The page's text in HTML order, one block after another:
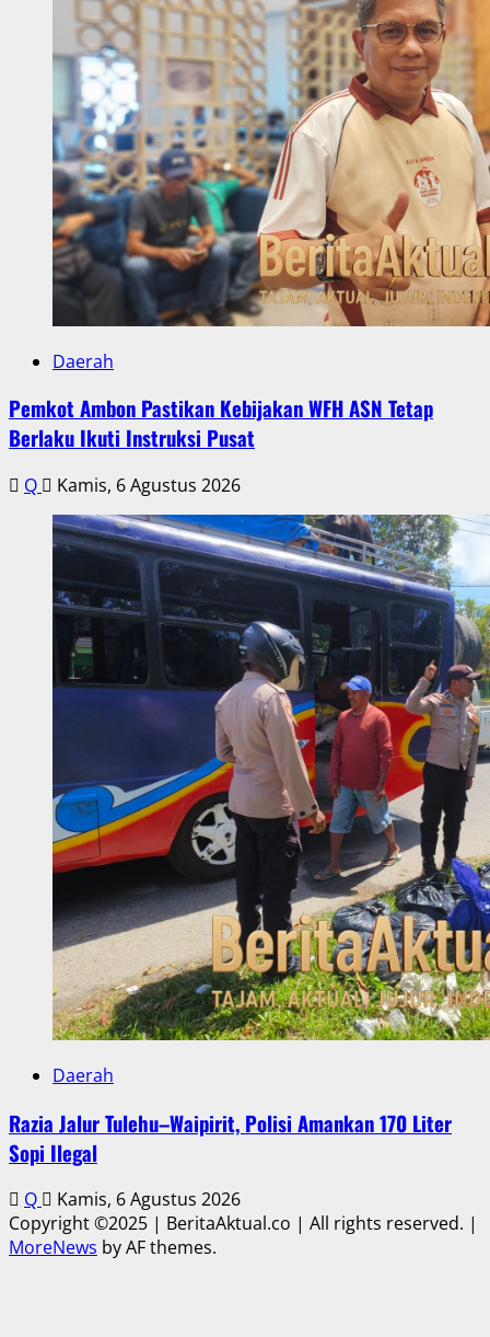
Daerah
Pemkot Ambon Pastikan Kebijakan WFH ASN Tetap
Berlaku Ikuti Instruksi Pusat
Q Kamis, 6 Agustus 2026
Daerah
Razia Jalur Tulehu–Waipirit, Polisi Amankan 170 Liter
Sopi Ilegal
Q
Kamis, 6 Agustus 2026
Copyright ©2025 | BeritaAktual.co | All rights reserved. |
MoreNews by AF themes.